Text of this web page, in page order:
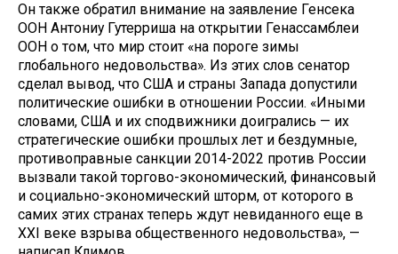
Он также обратил внимание на заявление Генсека
ООН Антониу Гутерриша на открытии Генассамблеи
ООН о том, что мир стоит «на пороге зимы
глобального недовольства». Из этих слов сенатор
сделал вывод, что США и страны Запада допустили
политические ошибки в отношении России. «Иными
словами, США и их сподвижники доигрались — их
стратегические ошибки прошлых лет и бездумные,
противоправные санкции 2014-2022 против России
вызвали такой торгово-экономический, финансовый
и социально-экономический шторм, от которого в
самих этих странах теперь ждут невиданного еще в
XXI веке взрыва общественного недовольства», —